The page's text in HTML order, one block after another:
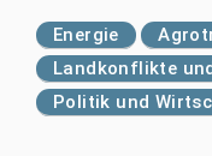
Energie
Landkonflikte
Politik und